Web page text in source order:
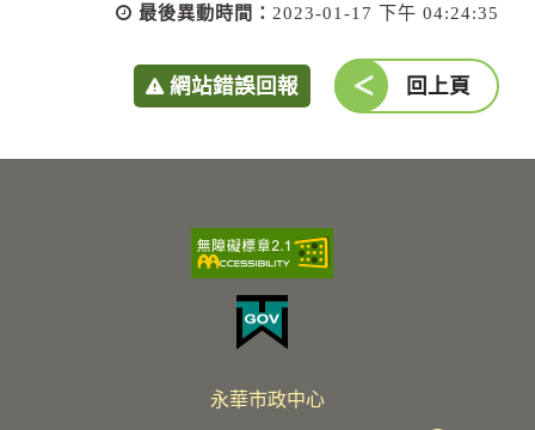
最後異動時間： 2023-01-17 下午 04:24:35
網站錯誤回報 回上頁
永華市政中心